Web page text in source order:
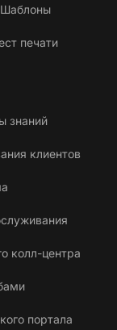
Шаблоны
печати
знаний
клиентов
колл-центра
портала